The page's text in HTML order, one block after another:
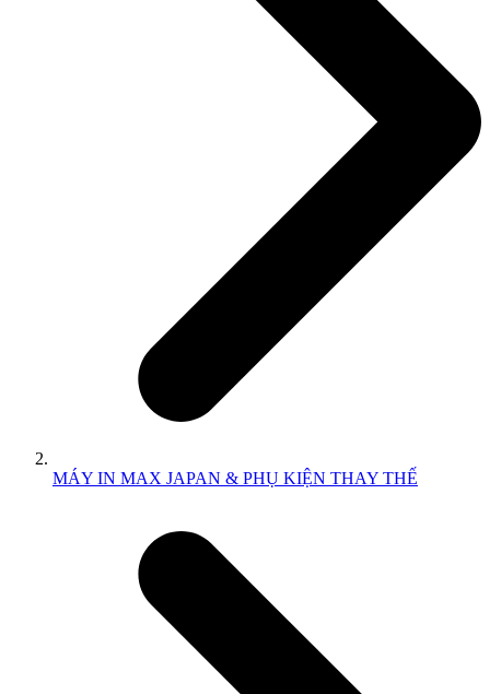
MÁY IN MAX JAPAN & PHỤ KIỆN THAY THẾ